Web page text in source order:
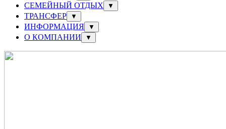
СЕМЕЙНЫЙ ОТДЫХ ▼
ТРАНСФЕР ▼
ИНФОРМАЦИЯ ▼
О КОМПАНИИ ▼